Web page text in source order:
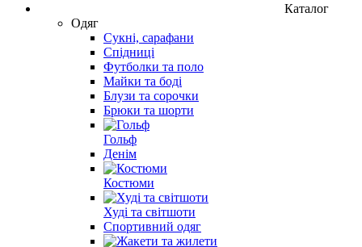
Каталог
Одяг
Сукні, сарафани
Спідниці
Футболки та поло
Майки та боді
Блузи та сорочки
Брюки та шорти
Гольф
Денім
Костюми
Худі та світшоти
Спортивний одяг